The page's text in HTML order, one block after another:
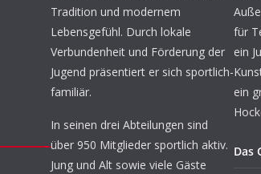
Tradition und modernem
Lebensgefühl. Durch lokale
Verbundenheit und Förderung der
Jugend präsentiert er sich sportlich-
familiär.
In seinen drei Abteilungen sind
über 950 Mitglieder sportlich aktiv.
Jung und Alt sowie viele Gäste
für
ein
ein
Das